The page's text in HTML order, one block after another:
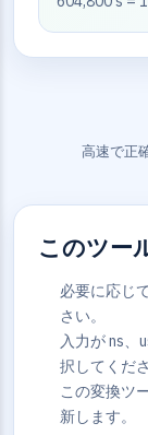
高速で正
このツー
必要に応じ
さい。
入力が ns、
択してくださ
この変換ツ
新します。